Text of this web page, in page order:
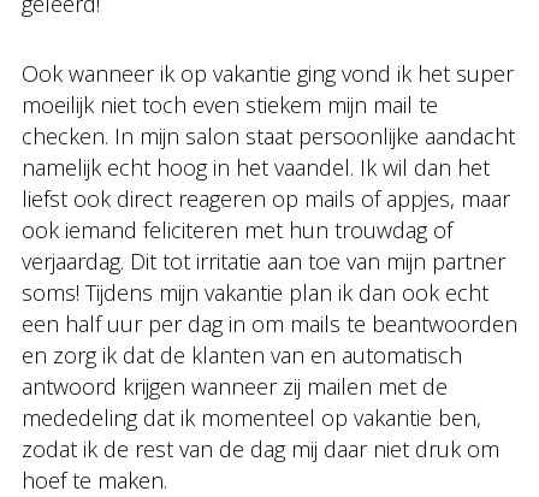
Ook wanneer ik op vakantie ging vond ik het super
moeilijk niet toch even stiekem mijn mail te
checken. In mijn salon staat persoonlijke aandacht
namelijk echt hoog in het vaandel. Ik wil dan het
liefst ook direct reageren op mails of appjes, maar
ook iemand feliciteren met hun trouwdag of
verjaardag. Dit tot irritatie aan toe van mijn partner
soms! Tijdens mijn vakantie plan ik dan ook echt
een half uur per dag in om mails te beantwoorden
en zorg ik dat de klanten van en automatisch
antwoord krijgen wanneer zij mailen met de
mededeling dat ik momenteel op vakantie ben,
zodat ik de rest van de dag mij daar niet druk om
hoef te maken.